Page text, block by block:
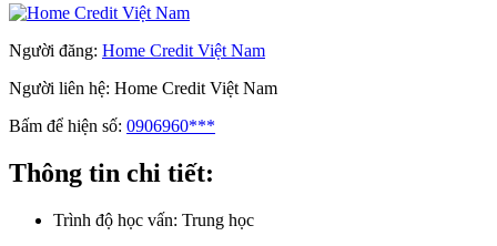
Người đăng: Home Credit Việt Nam
Người liên hệ: Home Credit Việt Nam
Bấm để hiện số: 0906960***
Thông tin chi tiết:
Trình độ học vấn: Trung học